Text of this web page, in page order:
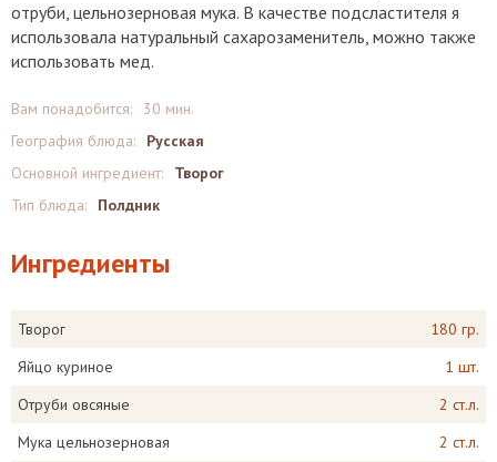
отруби, цельнозерновая мука. В качестве подсластителя я
использовала натуральный сахарозаменитель, можно также
использовать мед.
Вам понадобится:
30 мин.
География блюда:
Русская
Основной ингредиент:
Творог
Тип блюда:
Полдник
Ингредиенты
Творог
180 гр.
Яйцо куриное
1 шт.
Отруби овсяные
2 ст.л.
Мука цельнозерновая
2 ст.л.